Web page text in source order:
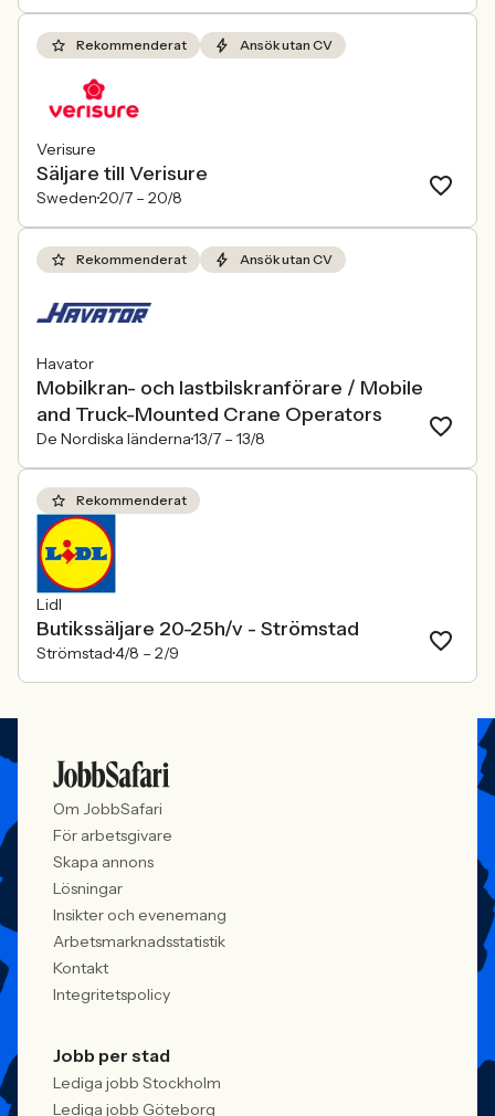
Rekommenderat Ansök utan CV
Verisure
Säljare till Verisure
Sweden20/7 – 20/8
Rekommenderat Ansök utan CV
Havator
Mobilkran- och lastbilskranförare / Mobile
and Truck-Mounted Crane Operators
De Nordiska länderna13/7 – 13/8
Rekommenderat
Lidl
Butikssäljare 20-25h/v - Strömstad
Strömstad4/8 – 2/9
Om JobbSafari
För arbetsgivare
Skapa annons
Lösningar
Insikter och evenemang
Arbetsmarknadsstatistik
Kontakt
Integritetspolicy
Jobb per stad
Lediga jobb Stockholm
Lediga jobb Göteborg